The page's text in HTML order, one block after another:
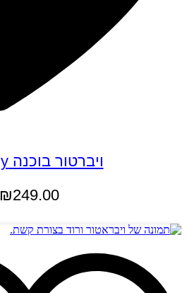
ויברטור בוכנה Dorothy
₪249.00